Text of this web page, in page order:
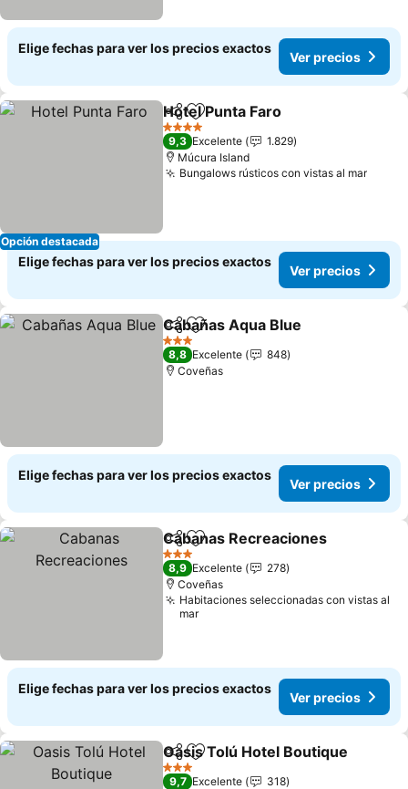
Elige fechas para ver los precios exactos
Ver precios
Opción destacada
CompartirAgregar a favoritos
Hotel Punta Faro
4 Estrellas
9,3 Excelente
1.829
Múcura Island
Bungalows rústicos con vistas al marVer
Elige fechas para ver los precios exactos
Ver precios
CompartirAgregar a favoritos
Cabañas Aqua Blue
3 Estrellas
8,8 Excelente
848
Coveñas
Elige fechas para ver los precios exactos
Ver precios
CompartirAgregar a favoritos
Cabanas Recreaciones
3 Estrellas
8,9 Excelente
278
Coveñas
Habitaciones seleccionadas con vistas al
mar
Elige fechas para ver los precios exactos
Ver precios
CompartirAgregar a favoritos
Oasis Tolú Hotel Boutique
3 Estrellas
9,7 Excelente
318